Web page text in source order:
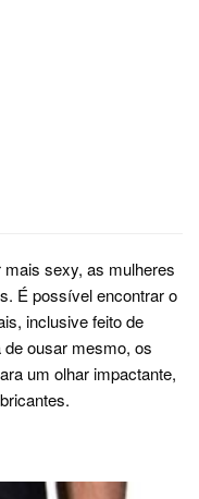
sexy, as mulheres
É possível encontrar o
inclusive feito de
ousar mesmo, os
um olhar impactante,